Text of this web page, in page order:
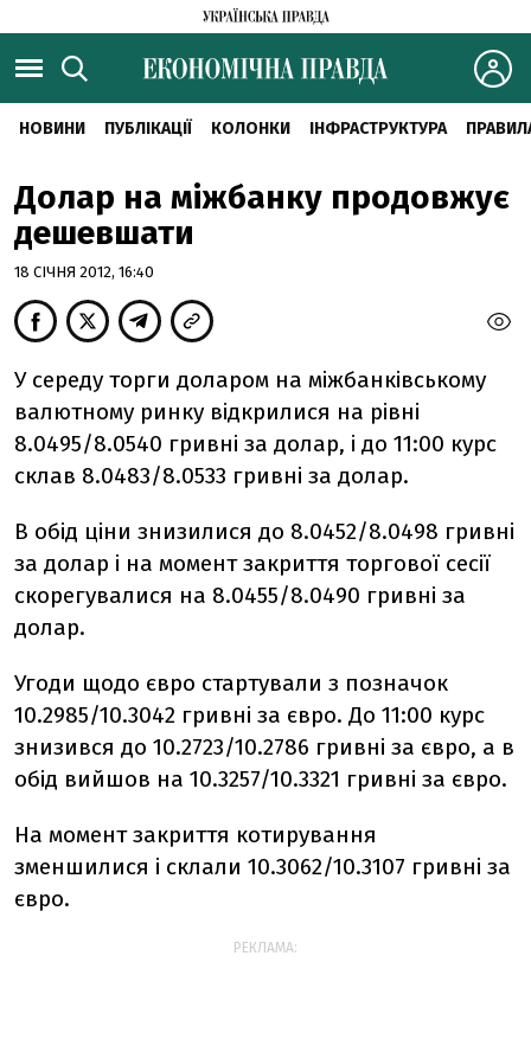
НОВИНИ ПУБЛІКАЦІЇ КОЛОНКИ ІНФРАСТРУКТУРА
Долар на міжбанку продовжує
дешевшати
18 СІЧНЯ 2012, 16:40
У середу торги доларом на міжбанківському
валютному ринку відкрилися на рівні
8.0495/8.0540 гривні за долар, і до 11:00 курс
склав 8.0483/8.0533 гривні за долар.
В обід ціни знизилися до 8.0452/8.0498 гривні
за долар і на момент закриття торгової сесії
скорегувалися на 8.0455/8.0490 гривні за
долар.
Угоди щодо євро стартували з позначок
10.2985/10.3042 гривні за євро. До 11:00 курс
знизився до 10.2723/10.2786 гривні за євро, а в
обід вийшов на 10.3257/10.3321 гривні за євро.
На момент закриття котирування
зменшилися і склали 10.3062/10.3107 гривні за
євро.
РЕКЛАМА: